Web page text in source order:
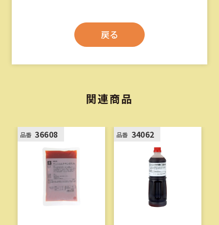
戻る
関連商品
品番 36608 品番 34062